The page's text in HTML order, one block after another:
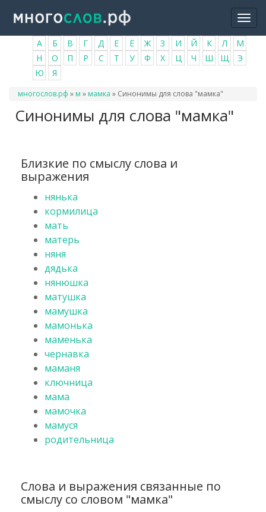
основному
содержанию
А Б В Г Д Е Ё Ж З И Й К Л
М
Н
О П Р С Т У Ф Х Ц Ч Ш Щ
Э
Ю
Я
Вы
многослов.рф » м » мамка » Синонимы для слова "мамка"
Синонимы для слова "мамка"
Близкие по смыслу слова и
выражения
нянька
кормилица
мать
матерь
няня
дядька
нянюшка
матушка
мамушка
мамонька
маменька
чернавка
маманя
ключница
мама
мамочка
мамуся
родительница
Слова и выражения связанные по
смыслу со словом "мамка"